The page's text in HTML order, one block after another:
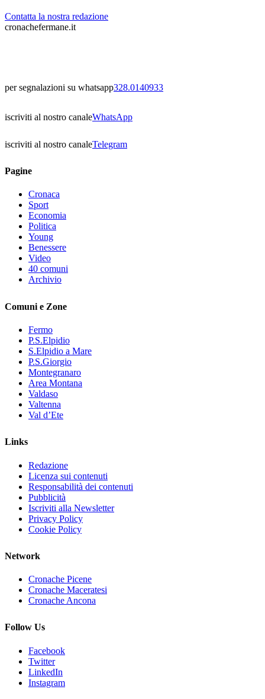
Contatta la nostra redazione
cronachefermane.it
per segnalazioni su whatsapp328.0140933
iscriviti al nostro canaleWhatsApp
iscriviti al nostro canaleTelegram
Pagine
Cronaca
Sport
Economia
Politica
Young
Benessere
Video
40 comuni
Archivio
Comuni e Zone
Fermo
P.S.Elpidio
S.Elpidio a Mare
P.S.Giorgio
Montegranaro
Area Montana
Valdaso
Valtenna
Val d’Ete
Links
Redazione
Licenza sui contenuti
Responsabilità dei contenuti
Pubblicità
Iscriviti alla Newsletter
Privacy Policy
Cookie Policy
Network
Cronache Picene
Cronache Maceratesi
Cronache Ancona
Follow Us
Facebook
Twitter
LinkedIn
Instagram